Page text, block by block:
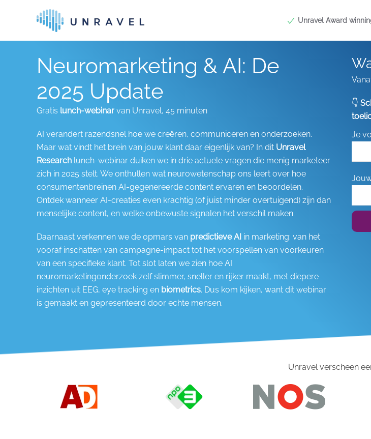
Skip to main content Unravel Award
Neuromarketing & AI: De
2025 Update
Gratis lunch-webinar van Unravel, 45 minuten
AI verandert razendsnel hoe we creëren, communiceren en onderzoeken.
Maar wat vindt het brein van jouw klant daar eigenlijk van? In dit Unravel
Research lunch-webinar duiken we in drie actuele vragen die menig marketeer
zich in 2025 stelt. We onthullen wat neurowetenschap ons leert over hoe
consumentenbreinen AI-gegenereerde content ervaren en beoordelen.
Ontdek wanneer AI-creaties even krachtig (of juist minder overtuigend) zijn dan
menselijke content, en welke onbewuste signalen het verschil maken.
Daarnaast verkennen we de opmars van predictieve AI in marketing: van het
vooraf inschatten van campagne-impact tot het voorspellen van voorkeuren
van een specifieke klant. Tot slot laten we zien hoe AI
neuromarketingonderzoek zelf slimmer, sneller en rijker maakt, met diepere
inzichten uit EEG, eye tracking en biometrics. Dus kom kijken, want dit webinar
is gemaakt en gepresenteerd door echte mensen.
👇
Je
Unravel verscheen